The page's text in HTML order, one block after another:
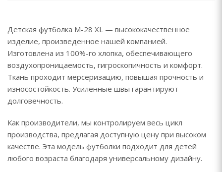
Детская футболка M-28 XL — высококачественное
изделие, произведенное нашей компанией.
Изготовлена из 100%-го хлопка, обеспечивающего
воздухопроницаемость, гигроскопичность и комфорт.
Ткань проходит мерсеризацию, повышая прочность и
износостойкость. Усиленные швы гарантируют
долговечность.
Как производители, мы контролируем весь цикл
производства, предлагая доступную цену при высоком
качестве. Эта модель футболки подходит для детей
любого возраста благодаря универсальному дизайну.